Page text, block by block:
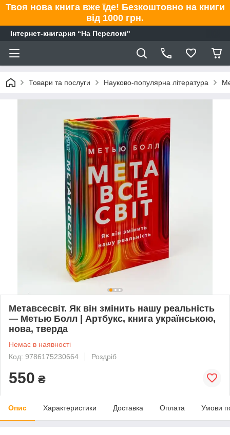
Твоя нова книга вже їде! Безкоштовно на книги
від 1000 грн.
Інтернет-книгарня “На Переломі"
Товари та послуги Науково-популярна література
Метавсесвіт. Як він змінить нашу реальність
— Метью Болл | Артбукс, книга українською,
нова, тверда
Немає в наявності
Код: 9786175230664
Роздріб
550 ₴
Опис Характеристики Доставка Оплата Умови